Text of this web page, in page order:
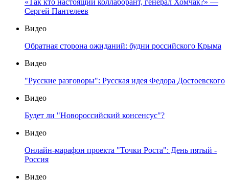
«Так кто настоящий коллаборант, генерал Хомчак?» —
Сергей Пантелеев
Видео
Обратная сторона ожиданий: будни российского Крыма
Видео
"Русские разговоры": Русская идея Федора Достоевского
Видео
Будет ли "Новороссийский консенсус"?
Видео
Онлайн-марафон проекта "Точки Роста": День пятый -
Россия
Видео